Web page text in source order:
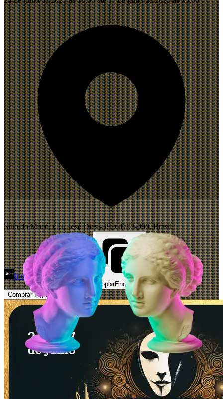
Sítio do Mocó, Cel. José Dias - PI, 64793-000, Brasil
Ir de Uber Abrir Maps
CopiarEndereço
Comprar Ingressos